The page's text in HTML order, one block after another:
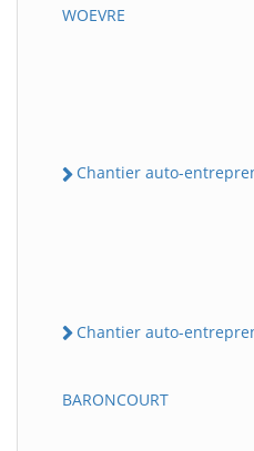
WOEVRE
Chantier auto-
Chantier auto-
BARONCOURT